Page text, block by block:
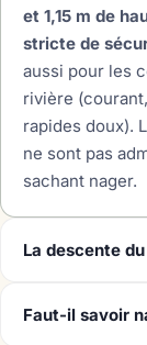
et 1,15 m de
stricte de
aussi pour les
rivière
rapides doux).
ne sont pas
sachant nager.
La descente
Faut-il savoir